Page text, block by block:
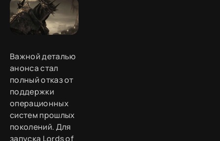
Важной деталью
анонса стал
полный отказ от
поддержки
операционных
систем прошлых
поколений. Для
запуска Lords of